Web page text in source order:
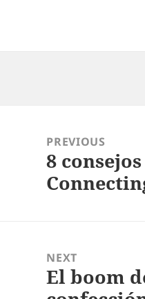
navigationPREVIOUS
Previous
post:
8
NEXT
Next
El boom